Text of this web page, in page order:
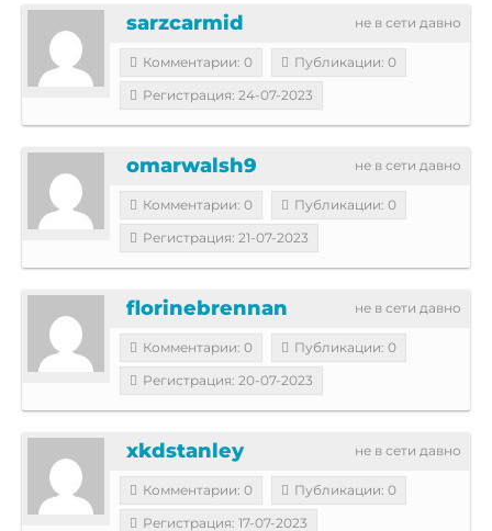
не в сети давно
sarzcarmid
Комментарии: 0
Публикации: 0
Регистрация: 24-07-2023
не в сети давно
omarwalsh9
Комментарии: 0
Публикации: 0
Регистрация: 21-07-2023
не в сети давно
florinebrennan
Комментарии: 0
Публикации: 0
Регистрация: 20-07-2023
не в сети давно
xkdstanley
Комментарии: 0
Публикации: 0
Регистрация: 17-07-2023